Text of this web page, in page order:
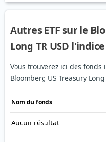
Autres ETF sur le
Long TR USD l'indice
Vous trouverez ici des
Bloomberg US Treasury Long
Nom du fonds
Aucun résultat